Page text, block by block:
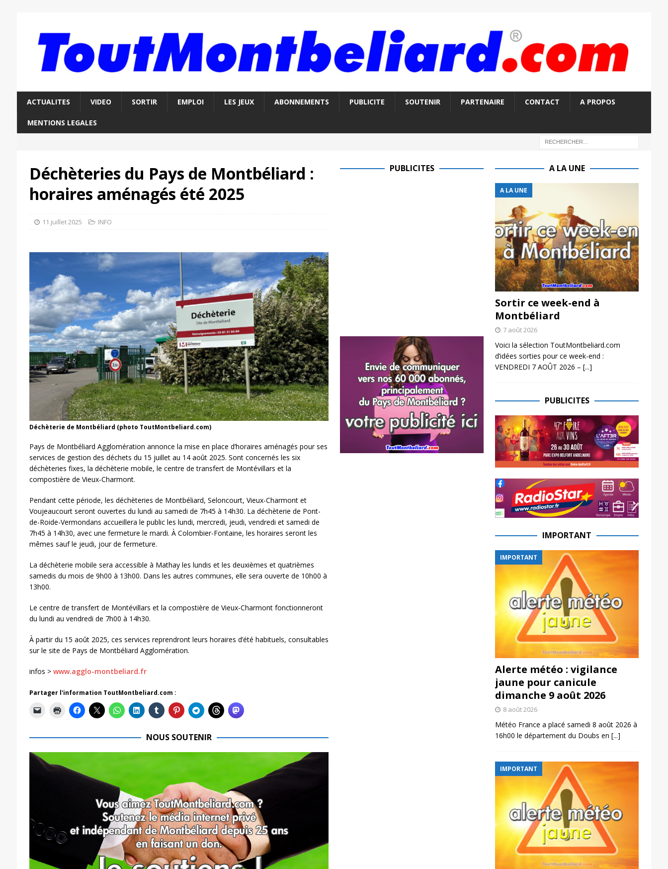
ACTUALITES VIDEO SORTIR EMPLOI LES JEUX ABONNEMENTS PUBLICITE SOUTENIR PARTENAIRE CONTACT A PROPOS
MENTIONS LEGALES
Déchèteries du Pays de Montbéliard :
horaires aménagés été 2025
11 juillet 2025 INFO
Déchèterie de Montbéliard (photo ToutMontbeliard.com)
Pays de Montbéliard Agglomération annonce la mise en place d’horaires aménagés pour ses
services de gestion des déchets du 15 juillet au 14 août 2025. Sont concernés les six
déchèteries fixes, la déchèterie mobile, le centre de transfert de Montévillars et la
compostière de Vieux-Charmont.
Pendant cette période, les déchèteries de Montbéliard, Seloncourt, Vieux-Charmont et
Voujeaucourt seront ouvertes du lundi au samedi de 7h45 à 14h30. La déchèterie de Pont-
de-Roide-Vermondans accueillera le public les lundi, mercredi, jeudi, vendredi et samedi de
7h45 à 14h30, avec une fermeture le mardi. À Colombier-Fontaine, les horaires seront les
mêmes sauf le jeudi, jour de fermeture.
La déchèterie mobile sera accessible à Mathay les lundis et les deuxièmes et quatrièmes
samedis du mois de 9h00 à 13h00. Dans les autres communes, elle sera ouverte de 10h00 à
13h00.
Le centre de transfert de Montévillars et la compostière de Vieux-Charmont fonctionneront
du lundi au vendredi de 7h00 à 14h30.
À partir du 15 août 2025, ces services reprendront leurs horaires d’été habituels, consultables
sur le site de Pays de Montbéliard Agglomération.
infos > www.agglo-montbeliard.fr
Partager l'information ToutMontbeliard.com :
NOUS SOUTENIR
PUBLICITES A LA UNE
A LA UNE
Sortir ce week-end à
Montbéliard
7 août 2026
Voici la sélection ToutMontbeliard.com
d’idées sorties pour ce week-end :
VENDREDI 7 AOÛT 2026 – [...]
PUBLICITES
IMPORTANT
IMPORTANT
Alerte météo : vigilance
jaune pour canicule
dimanche 9 août 2026
8 août 2026
Météo France a placé samedi 8 août 2026 à
16h00 le département du Doubs en [...]
IMPORTANT